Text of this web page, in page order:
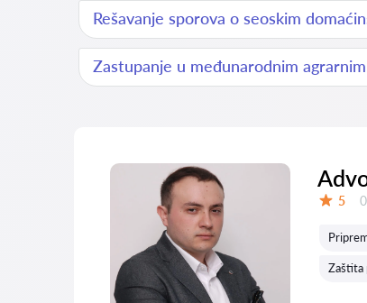
Rešavanje sporova o seoskim
Zastupanje u međunarodnim
5
Zaštita